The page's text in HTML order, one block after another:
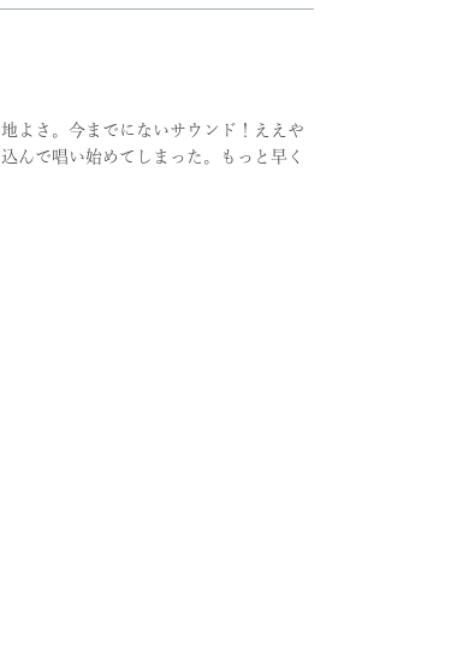
よさ。今までにないサウンド！ええや
んで唱い始めてしまった。もっと早く